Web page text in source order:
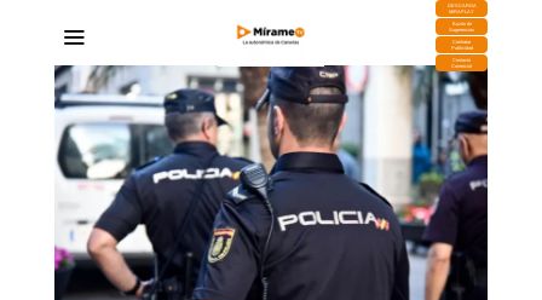
DESCARGA
MIRAPLAY
Buzón de
Sugerencias
Contratar
Publicidad
Contacto
Comercial